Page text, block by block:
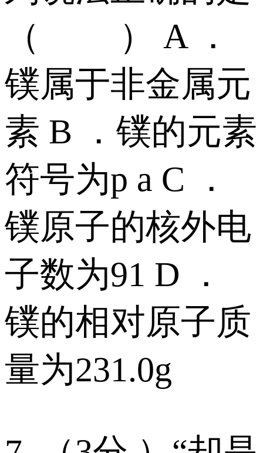
（ ） A ．
镤属于非金属元
素 B ．镤的元素
符号为p a C ．
镤原子的核外电
子数为91 D ．
镤的相对原子质
量为231.0g